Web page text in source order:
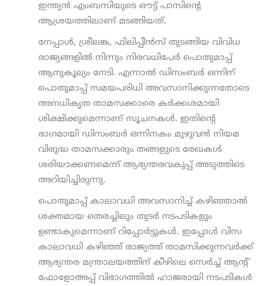
ഇന്ത്യന്‍ എംബസിയുടെ ഔട്ട് പാസിന്റെ
ആശ്രയത്തിലാണ് മടങ്ങിയത്.
നേപ്പാള്‍, ശ്രീലങ്ക, ഫിലിപ്പീന്‍സ് തുടങ്ങിയ വിവിധ
രാജ്യങ്ങളില്‍ നിന്നും നിരവധിപേര്‍ പൊതുമാപ്പ്
ആനുകൂല്യം നേടി. എന്നാല്‍ ഡിസംബര്‍ ഒന്നിന്
പൊതുമാപ്പ് സമയപരിധി അവസാനിക്കുന്നതോടെ
അനധികൃത താമസക്കാരെ കര്‍ക്കശമായി
ശിക്ഷിക്കുമെന്നാണ് സൂചനകള്‍. ഇതിന്റെ
ഭാഗമായി ഡിസംബര്‍ ഒന്നിനകം മുഴുവന്‍ നിയമ
വിരുദ്ധ താമസക്കാരും തങ്ങളുടെ രേഖകള്‍
ശരിയാക്കണമെന്ന് ആഭ്യന്തരവകുപ്പ് അടുത്തിടെ
അറിയിച്ചിരുന്നു.
പൊതുമാപ്പ് കാലാവധി അവസാനിച്ച് കഴിഞ്ഞാല്‍
ശക്തമായ തെരച്ചിലും തുടര്‍ നടപടികളും
ഉണ്ടാകുമെന്നാണ് റിപ്പോര്‍ട്ടുകള്‍. ഇപ്പോള്‍ വിസ
കാലാവധി കഴിഞ്ഞ് രാജ്യത്ത് താമസിക്കുന്നവര്‍ക്ക്
ആഭ്യന്തര മന്ത്രാലയത്തിന് കീഴിലെ സെര്‍ച്ച് ആന്റ്
ഫോളോഅപ്പ് വിഭാഗത്തില്‍ ഹാജരായി നടപടികള്‍